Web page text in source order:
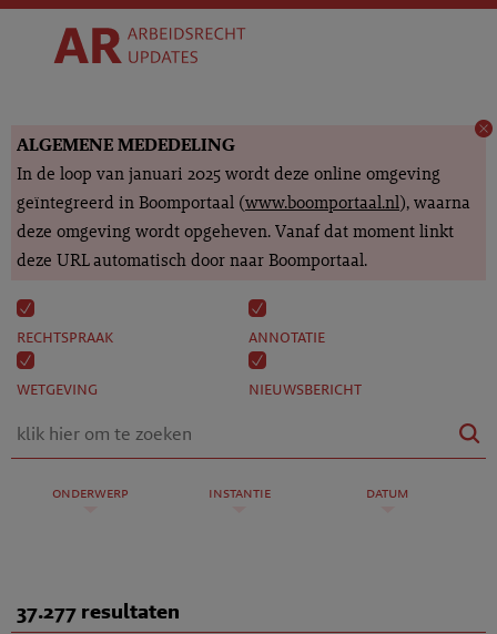
ALGEMENE MEDEDELING
In de loop van januari 2025 wordt deze online omgeving
geïntegreerd in Boomportaal (www.boomportaal.nl), waarna
deze omgeving wordt opgeheven. Vanaf dat moment linkt
deze URL automatisch door naar Boomportaal.
rechtspraak annotatie
wetgeving nieuwsbericht
onderwerp instantie datum
37.277 resultaten